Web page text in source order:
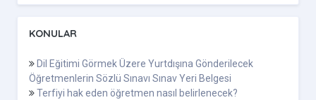
KONULAR
Dil Eğitimi Görmek Üzere Yurtdışına Gönderilecek
Öğretmenlerin Sözlü Sınavı Sınav Yeri Belgesi
Terfiyi hak eden öğretmen nasıl belirlenecek?